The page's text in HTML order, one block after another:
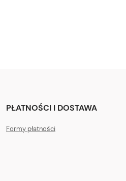
PŁATNOŚCI I DOSTAWA
Formy płatności